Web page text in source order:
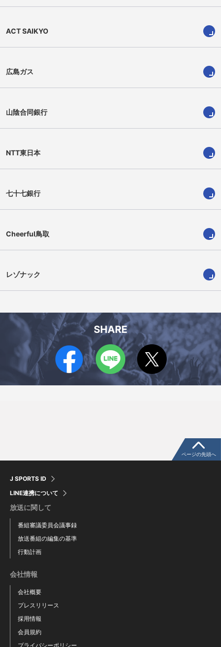
松山 奈未
ACT SAIKYO
広島ガス
山陰合同銀行
NTT東日本
七十七銀行
Cheerful鳥取
レゾナック
SHARE
J SPORTS ID
LINE連携について
放送に関して
番組審議委員会議事録
放送番組の編集の基準
行動計画
会社情報
会社概要
プレスリリース
採用情報
会員規約
プライバシーポリシー
ページの先頭へ